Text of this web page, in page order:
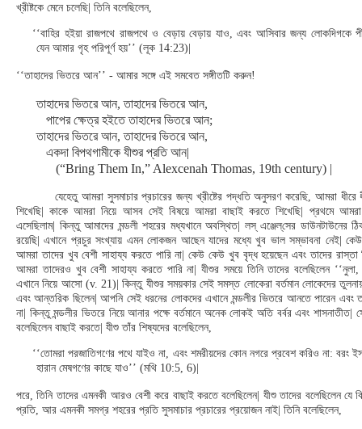
খ্রীষ্টকে মেনে চলেছি| তিনি বলেছিলেন,
‘‘বাহির হইয়া রাজপথে রাজপথে ও বেড়ায় বেড়ায় যাও, এবং আসিবার জন্য লোকদিগকে
যেন আমার গৃহ পরিপূর্ণ হয়’’ (লূক 14:23)|
‘‘তাহাদের ভিতরে আন’’ - আমার সঙ্গে এই সমবেত সঙ্গীতটি করুন!
তাহাদের ভিতরে আন, তাহাদের ভিতরে আন,
পাপের ক্ষেত্র হইতে তাহাদের ভিতরে আন;
তাহাদের ভিতরে আন, তাহাদের ভিতরে আন,
একদা বিপথগামীকে যীশুর প্রতি আন|
(“Bring Them In,” Alexcenah Thomas, 19th century) |
যেহেতু আমরা সুসমাচার প্রচারের জন্য খ্রীষ্টের পদ্ধতি অনুসরণ করেছি, আমরা ধীরে
শিখেছি| কাকে আমরা নিয়ে আসব সেই বিষয়ে আমরা বাছাই করতে শিখেছি| প্রথমে
এসেছিলাম| কিন্তু আমাদের মন্ডলী শহরের মধ্যখানে অবস্থিত| লস্‌ এঞ্জেল্‌সের ডাউনটাউনের
রয়েছি| এখানে প্রচুর সংখ্যায় এমন লোকজন আছেন যাদের মধ্যে খুব ভাল সম্ভাবনা নেই|
আমরা তাদের খুব বেশী সাহায্য করতে পারি না| কেউ কেউ খুব বৃদ্ধ হয়েছেন এবং তাদের রাস্তা
আমরা তাদেরও খুব বেশী সাহায্য করতে পারি না| যীশুর সময়ে তিনি তাদের বলেছিলেন
এখানে নিয়ে আসো (v. 21)| কিন্তু যীশুর সময়কার সেই সমস্ত লোকেরা বর্তমান লোকেদের
এবং আন্তরিক ছিলেন| আপনি সেই ধরনের লোকদের এখানে মন্ডলীর ভিতরে আনতে পারেন এবং
না| কিন্তু মন্ডলীর ভিতরে নিয়ে আনার পক্ষে বর্তমানে অনেক লোকই অতি বর্বর এবং শাসনাতীত|
বলেছিলেন বাছাই করতে| যীশু তাঁর শিষ্যদের বলেছিলেন,
‘‘তোমরা পরজাতিগণের পথে যাইও না, এবং শমরীয়দের কোন নগরে প্রবেশ করিও না: বরং
হারান মেষগণের কাছে যাও’’ (মথি 10:5, 6)|
পরে, তিনি তাদের এমনকী আরও বেশী করে বাছাই করতে বলেছিলেন| যীশু তাদের বলেছিলেন যে
প্রতি, আর এমনকী সমগ্র শহরের প্রতি সুসমাচার প্রচারের প্রয়োজন নাই| তিনি বলেছিলেন,